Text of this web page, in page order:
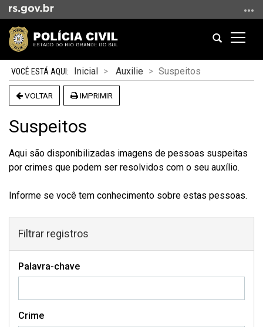
para
conteúdo
Ir
para
menu
para
busca
Abrir
Início
do
conteúdo
Inicial Auxilie Suspeitos
VOLTAR IMPRIMIR
Suspeitos
Aqui são disponibilizadas imagens de pessoas suspeitas
por crimes que podem ser resolvidos com o seu auxílio.
Informe se você tem conhecimento sobre estas pessoas.
Filtrar registros
Palavra-chave
Crime